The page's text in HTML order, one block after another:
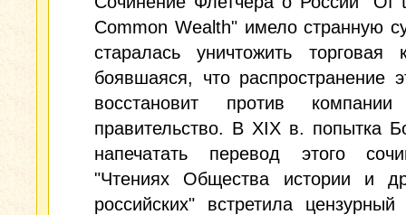
Common Wealth" имело странную
старалась уничтожить торговая
боявшаяся, что распространение
восстановит против компании
правительство. В XIX в. попытка
напечатать перевод этого
"Чтениях Общества истории и
российских" встретила